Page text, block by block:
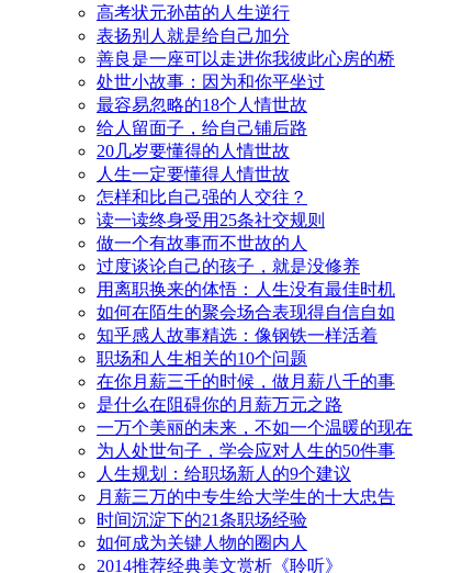
高考状元孙苗的人生逆行
表扬别人就是给自己加分
善良是一座可以走进你我彼此心房的桥
处世小故事：因为和你平坐过
最容易忽略的18个人情世故
给人留面子，给自己铺后路
20几岁要懂得的人情世故
人生一定要懂得人情世故
怎样和比自己强的人交往？
读一读终身受用25条社交规则
做一个有故事而不世故的人
过度谈论自己的孩子，就是没修养
用离职换来的体悟：人生没有最佳时机
如何在陌生的聚会场合表现得自信自如
知乎感人故事精选：像钢铁一样活着
职场和人生相关的10个问题
在你月薪三千的时候，做月薪八千的事
是什么在阻碍你的月薪万元之路
一万个美丽的未来，不如一个温暖的现在
为人处世句子，学会应对人生的50件事
人生规划：给职场新人的9个建议
月薪三万的中专生给大学生的十大忠告
时间沉淀下的21条职场经验
如何成为关键人物的圈内人
2014推荐经典美文赏析《聆听》